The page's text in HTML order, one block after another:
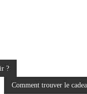
?
Comment trouver le